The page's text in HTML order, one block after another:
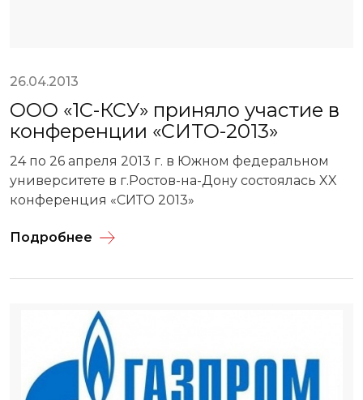
26.04.2013
ООО «1С-КСУ» приняло участие в
конференции «СИТО-2013»
24 по 26 апреля 2013 г. в Южном федеральном
университете в г.Ростов-на-Дону состоялась XX
конференция «СИТО 2013»
Подробнее